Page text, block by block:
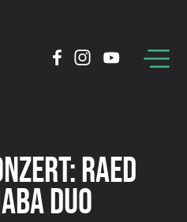
RAED
DUO